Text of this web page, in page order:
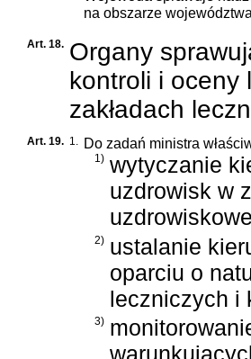
na obszarze
Art. 18. Organy
kontroli i oceny
zakładach
Art. 19. 1. Do zadań ministra
1) wytyczanie
uzdrowisk w
2) ustalanie
oparciu o
leczniczych i
3)